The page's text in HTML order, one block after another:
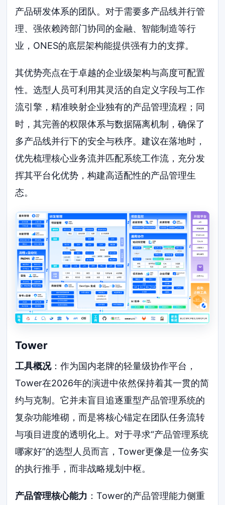
产品研发体系的团队。对于需要多产品线并行管
理、强依赖跨部门协同的金融、智能制造等行
业，ONES的底层架构能提供强有力的支撑。
其优势亮点在于卓越的企业级架构与高度可配置
性。选型人员可利用其灵活的自定义字段与工作
流引擎，精准映射企业独有的产品管理流程；同
时，其完善的权限体系与数据隔离机制，确保了
多产品线并行下的安全与秩序。建议在落地时，
优先梳理核心业务流并匹配系统工作流，充分发
挥其平台化优势，构建高适配性的产品管理生
态。
Tower
工具概况：作为国内老牌的轻量级协作平台，
Tower在2026年的演进中依然保持着其一贯的简
约与克制。它并未盲目追逐重型产品管理系统的
复杂功能堆砌，而是将核心锚定在团队任务流转
与项目进度的透明化上。对于寻求“产品管理系统
哪家好”的选型人员而言，Tower更像是一位务实
的执行推手，而非战略规划中枢。
产品管理核心能力 ：Tower的产品管理能力侧重